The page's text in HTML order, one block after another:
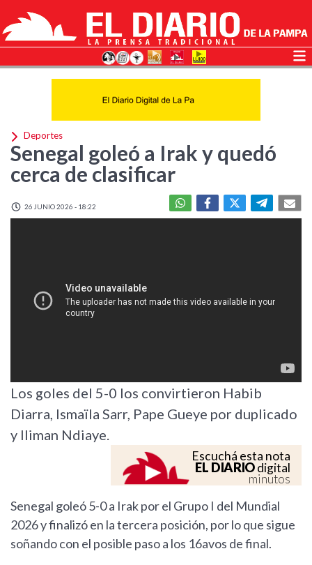
Deportes
Senegal goleó a Irak y quedó
cerca de clasificar
26 JUNIO 2026 - 18:22
Los goles del 5-0 los convirtieron Habib
Diarra, Ismaïla Sarr, Pape Gueye por duplicado
y Iliman Ndiaye.
Escuchá esta nota
EL DIARIOdigital
minutos
Senegal goleó 5-0 a Irak por el Grupo I del Mundial
2026 y finalizó en la tercera posición, por lo que sigue
soñando con el posible paso a los 16avos de final.